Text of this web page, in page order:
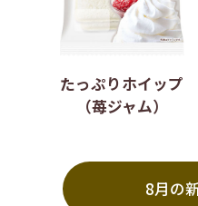
たっぷりホイップ
（苺ジャム）
8月の